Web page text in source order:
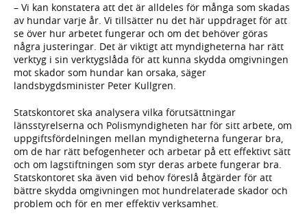
– Vi kan konstatera att det är alldeles för många som skadas
av hundar varje år. Vi tillsätter nu det här uppdraget för att
se över hur arbetet fungerar och om det behöver göras
några justeringar. Det är viktigt att myndigheterna har rätt
verktyg i sin verktygslåda för att kunna skydda omgivningen
mot skador som hundar kan orsaka, säger
landsbygdsminister Peter Kullgren.
Statskontoret ska analysera vilka förutsättningar
länsstyrelserna och Polismyndigheten har för sitt arbete, om
uppgiftsfördelningen mellan myndigheterna fungerar bra,
om de har rätt befogenheter och arbetar på ett effektivt sätt
och om lagstiftningen som styr deras arbete fungerar bra.
Statskontoret ska även vid behov föreslå åtgärder för att
bättre skydda omgivningen mot hundrelaterade skador och
problem och för en mer effektiv verksamhet.